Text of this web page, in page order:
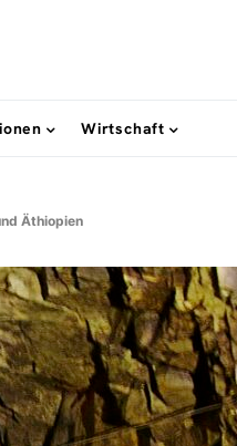
Wirtschaft
Äthiopien